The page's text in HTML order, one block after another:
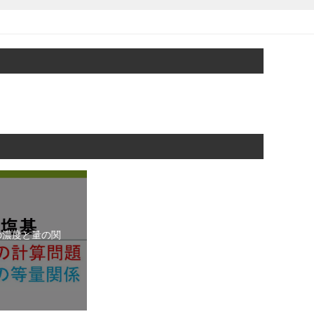
度と量の関